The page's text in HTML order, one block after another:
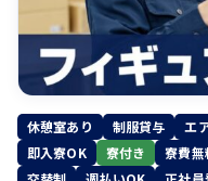
休憩室あり 制服貸与 エ
即入寮OK
寮付き 寮費無